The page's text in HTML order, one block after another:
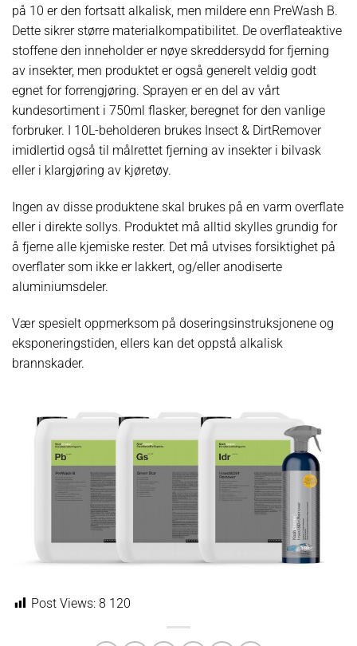
på 10 er den fortsatt alkalisk, men mildere enn PreWash B.
Dette sikrer større materialkompatibilitet. De overflateaktive
stoffene den inneholder er nøye skreddersydd for fjerning
av insekter, men produktet er også generelt veldig godt
egnet for forrengjøring. Sprayen er en del av vårt
kundesortiment i 750ml flasker, beregnet for den vanlige
forbruker. I 10L-beholderen brukes Insect & DirtRemover
imidlertid også til målrettet fjerning av insekter i bilvask
eller i klargjøring av kjøretøy.
Ingen av disse produktene skal brukes på en varm overflate
eller i direkte sollys. Produktet må alltid skylles grundig for
å fjerne alle kjemiske rester. Det må utvises forsiktighet på
overflater som ikke er lakkert, og/eller anodiserte
aluminiumsdeler.
Vær spesielt oppmerksom på doseringsinstruksjonene og
eksponeringstiden, ellers kan det oppstå alkalisk
brannskader.
Post Views: 8 120